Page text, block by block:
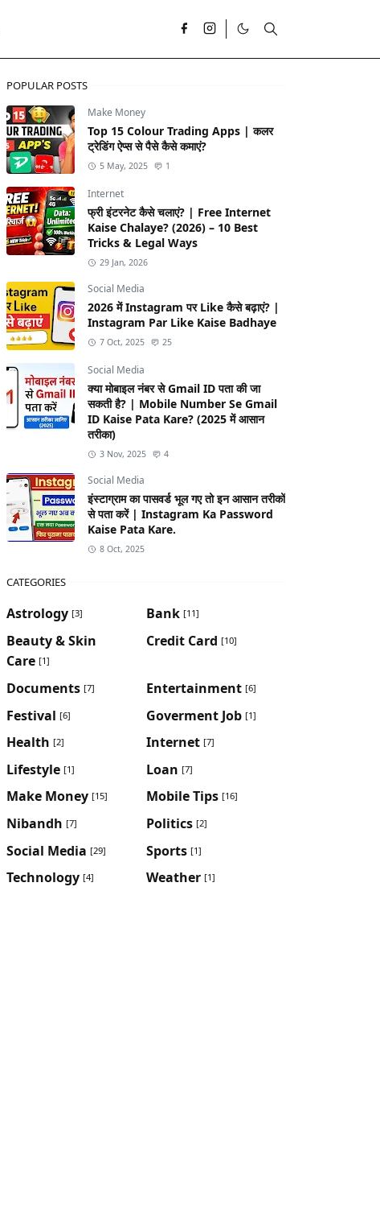
POPULAR POSTS
Make Money
Top 15 Colour Trading Apps | कलर
ट्रेडिंग ऐप्स से पैसे कैसे कमाएं?
5 May, 2025 1
Internet
फ्री इंटरनेट कैसे चलाएं? | Free Internet
Kaise Chalaye? (2026) – 10 Best
Tricks & Legal Ways
29 Jan, 2026
Social Media
2026 में Instagram पर Like कैसे बढ़ाएं? |
Instagram Par Like Kaise Badhaye
7 Oct, 2025 25
Social Media
क्या मोबाइल नंबर से Gmail ID पता की जा
सकती है? | Mobile Number Se Gmail
ID Kaise Pata Kare? (2025 में आसान
तरीका)
3 Nov, 2025 4
Social Media
इंस्टाग्राम का पासवर्ड भूल गए तो इन आसान तरीकों
से पता करें | Instagram Ka Password
Kaise Pata Kare.
8 Oct, 2025
CATEGORIES
Astrology [3] Bank [11]
Beauty & Skin
Care [1]
Credit Card [10]
Documents [7] Entertainment [6]
Festival [6] Goverment Job [1]
Health [2] Internet [7]
Lifestyle [1] Loan [7]
Make Money [15] Mobile Tips [16]
Nibandh [7] Politics [2]
Social Media [29] Sports [1]
Technology [4] Weather [1]